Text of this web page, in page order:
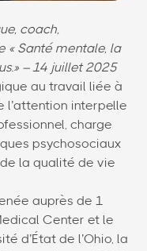
coach,
« Santé mentale, la
– 14 juillet 2025
au travail liée à
l’attention interpelle
charge
psychosociaux
la qualité de vie
auprès de 1
Center et le
d’État de l’Ohio, la